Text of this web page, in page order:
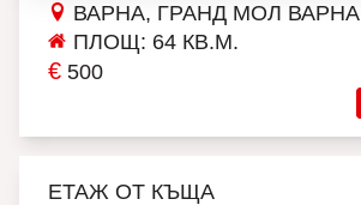
ВАРНА, ГРАНД МОЛ ВАРНА
ПЛОЩ: 64 КВ.М.
€ 500
ЕТАЖ ОТ КЪЩА